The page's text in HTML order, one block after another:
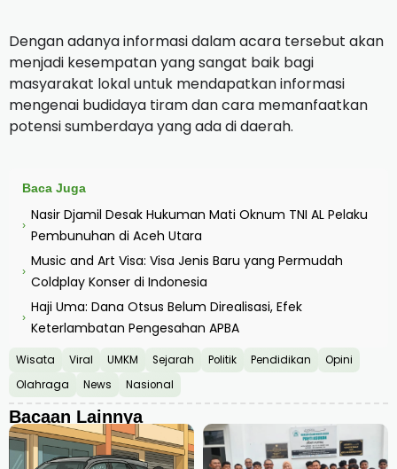
Dengan adanya informasi dalam acara tersebut akan
menjadi kesempatan yang sangat baik bagi
masyarakat lokal untuk mendapatkan informasi
mengenai budidaya tiram dan cara memanfaatkan
potensi sumberdaya yang ada di daerah.
Baca Juga
›
Nasir Djamil Desak Hukuman Mati Oknum TNI AL Pelaku
Pembunuhan di Aceh Utara
›
Music and Art Visa: Visa Jenis Baru yang Permudah
Coldplay Konser di Indonesia
›
Haji Uma: Dana Otsus Belum Direalisasi, Efek
Keterlambatan Pengesahan APBA
Wisata Viral UMKM Sejarah Politik Pendidikan
Opini
Olahraga
News Nasional
Bacaan Lainnya